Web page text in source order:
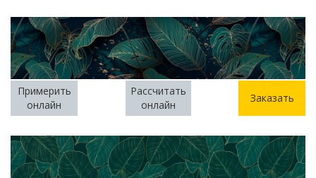
Примерить
онлайн
Рассчитать
онлайн
Заказать